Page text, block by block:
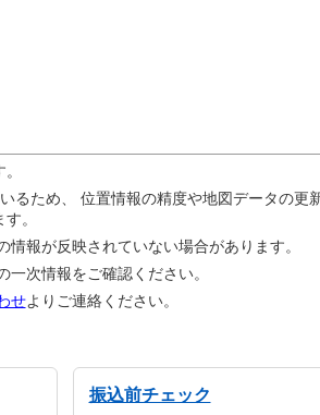
るため、 位置情報の精度や地図データの更
。
報が反映されていない場合があります。
次情報をご確認ください。
せよりご連絡ください。
振込前チェック